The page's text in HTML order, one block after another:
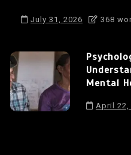
July 31, 2026 368
Mental
April 22,